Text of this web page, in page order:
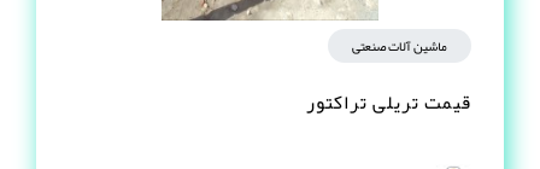
ماشین آلات صنعتی
قیمت تریلی تراکتور